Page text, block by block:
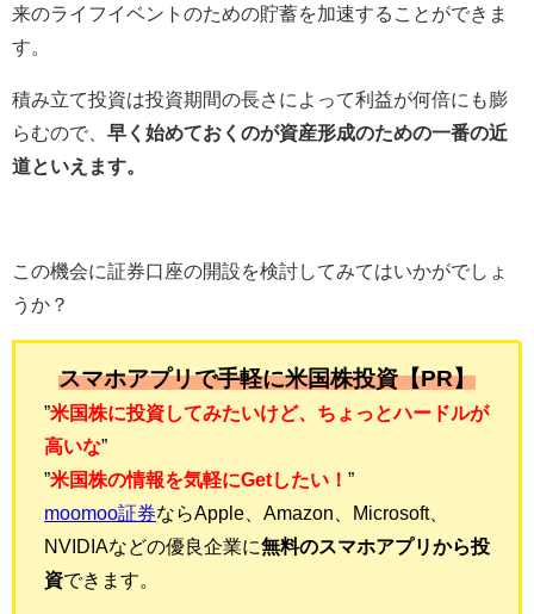
来のライフイベントのための貯蓄を加速することができま
す。
積み立て投資は投資期間の長さによって利益が何倍にも膨
らむので、 早く始めておくのが資産形成のための一番の近
道といえます。
この機会に証券口座の開設を検討してみてはいかがでしょ
うか？
スマホアプリで手軽に米国株投資【PR】
”米国株に投資してみたいけど、ちょっとハードルが
高いな”
”米国株の情報を気軽にGetしたい！ ”
moomoo証券ならApple、Amazon、Microsoft、
NVIDIAなどの優良企業に無料のスマホアプリから投
資できます。